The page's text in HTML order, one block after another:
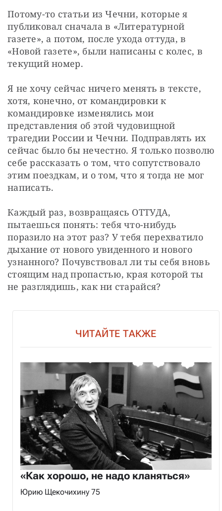
Потому-то статьи из Чечни, которые я
публиковал сначала в «Литературной
газете», а потом, после ухода оттуда, в
«Новой газете», были написаны с колес, в
текущий номер.
Я не хочу сейчас ничего менять в тексте,
хотя, конечно, от командировки к
командировке изменялись мои
представления об этой чудовищной
трагедии России и Чечни. Подправлять их
сейчас было бы нечестно. Я только позволю
себе рассказать о том, что сопутствовало
этим поездкам, и о том, что я тогда не мог
написать.
Каждый раз, возвращаясь ОТТУДА,
пытаешься понять: тебя что-нибудь
поразило на этот раз? У тебя перехватило
дыхание от нового увиденного и нового
узнанного? Почувствовал ли ты себя вновь
стоящим над пропастью, края которой ты
не разглядишь, как ни старайся?
ЧИТАЙТЕ ТАКЖЕ
«Как хорошо, не надо кланяться»
Юрию Щекочихину 75